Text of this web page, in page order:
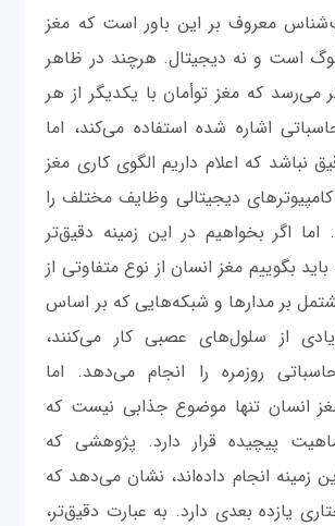
معروف بر این باور است که مغز
است و نه دیجیتال. هرچند در ظاهر
می‌رسد که مغز توأمان با یکدیگر از هر
اشاره شده استفاده می‌کند، اما
نباشد که اعلام داریم الگوی کاری مغز
دیجیتالی وظایف مختلف را
اگر بخواهیم در این زمینه دقیق‌تر
باید بگوییم مغز انسان از نوع متفاوتی از
بر مدارها و شبکه‌هایی که بر اساس
از سلول‌های عصبی کار می‌کنند،
روزمره را انجام می‌دهد. اما
انسان تنها موضوع جذابی نیست که
پیچیده قرار دارد. پژوهشی که
زمینه انجام داده‌اند، نشان می‌دهد که
یازده بعدی دارد. به ‌عبارت دقیق‌تر،